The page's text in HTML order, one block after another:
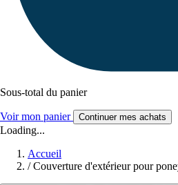
Sous-total du panier
Voir mon panier Continuer mes achats
Loading...
Accueil
/ Couverture d'extérieur pour